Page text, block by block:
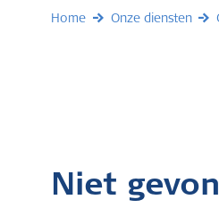
Home Onze diensten
Niet